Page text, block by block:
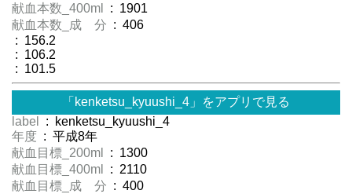
献血本数_400ml
: 1901
献血本数_成 分 : 406
: 156.2
: 106.2
: 101.5
「kenketsu_kyuushi_4」をアプリで見る
label
: kenketsu_kyuushi_4
年度 : 平成8年
献血目標_200ml
: 1300
献血目標_400ml
: 2110
献血目標_成 分 : 400